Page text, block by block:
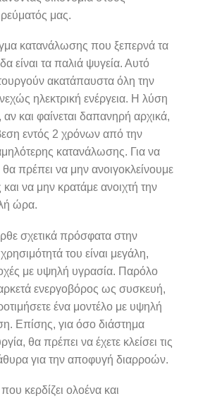
μας.
κατανάλωσης που ξεπερνά τα
είναι τα παλιά ψυγεία. Αυτό
ακατάπαυστα όλη την
ηλεκτρική ενέργεια. Η λύση
και φαίνεται δαπανηρή αρχικά,
εντός 2 χρόνων από την
κατανάλωσης. Για να
πρέπει να μην ανοιγοκλείνουμε
να μην κρατάμε ανοιχτή την
ώρα.
σχετικά πρόσφατα στην
του είναι μεγάλη,
με υψηλή υγρασία. Παρόλο
αρκετά ενεργοβόρος ως συσκευή,
ένα μοντέλο με υψηλή
Επίσης, για όσο διάστημα
θα πρέπει να έχετε κλείσει τις
για την αποφυγή διαρροών.
κερδίζει ολοένα και